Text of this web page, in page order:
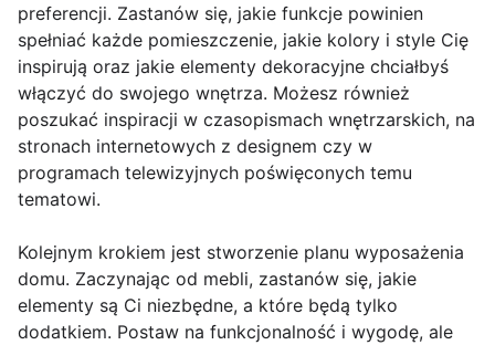
preferencji. Zastanów się, jakie funkcje powinien
spełniać każde pomieszczenie, jakie kolory i style Cię
inspirują oraz jakie elementy dekoracyjne chciałbyś
włączyć do swojego wnętrza. Możesz również
poszukać inspiracji w czasopismach wnętrzarskich, na
stronach internetowych z designem czy w
programach telewizyjnych poświęconych temu
tematowi.
Kolejnym krokiem jest stworzenie planu wyposażenia
domu. Zaczynając od mebli, zastanów się, jakie
elementy są Ci niezbędne, a które będą tylko
dodatkiem. Postaw na funkcjonalność i wygodę, ale